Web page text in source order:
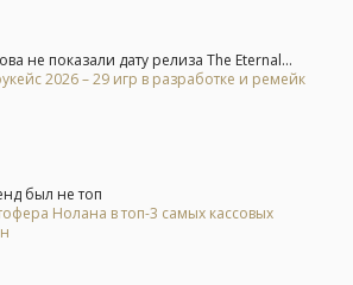
не показали дату релиза The Eternal...
2026 – 29 игр в разработке и ремейк
был не топ
Нолана в топ-3 самых кассовых